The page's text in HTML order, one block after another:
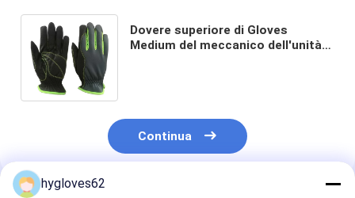
Dovere superiore di Gloves
Medium del meccanico dell'unità
Continua
hygloves62